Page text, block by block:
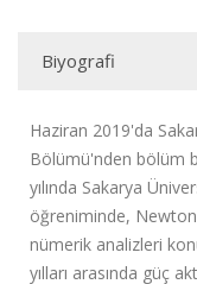
Biyografi
Haziran 2019'da
Bölümü'nden bölüm
yılında Sakarya
öğreniminde, Newton
nümerik analizleri
yılları arasında güç